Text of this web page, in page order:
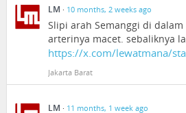
LM · 10 months, 2 weeks ago
Slipi arah Semanggi di
arterinya macet. sebaliknya
https://x.com/lewatmana/
Jakarta Barat
LM · 11 months, 1 week ago